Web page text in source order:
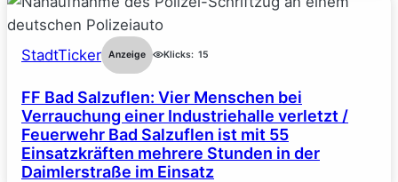
StadtTicker Anzeige Klicks: 15
FF Bad Salzuflen: Vier Menschen bei
Verrauchung einer Industriehalle verletzt /
Feuerwehr Bad Salzuflen ist mit 55
Einsatzkräften mehrere Stunden in der
Daimlerstraße im Einsatz